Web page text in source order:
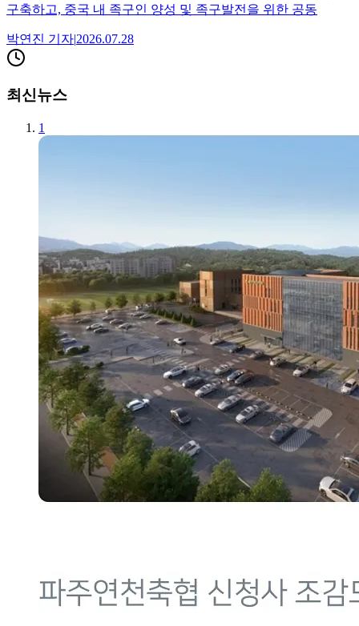
구축하고, 중국 내 족구인 양성 및 족구발전을 위한 공동
박연진 기자|2026.07.28
최신뉴스
1